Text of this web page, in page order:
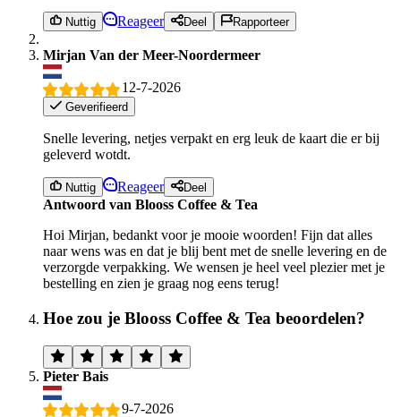
Nuttig Reageer Deel Rapporteer
Mirjan Van der Meer-Noordermeer
12-7-2026
Geverifieerd
Snelle levering, netjes verpakt en erg leuk de kaart die er bij
geleverd wotdt.
Nuttig Reageer Deel
Antwoord van Blooss Coffee & Tea
Hoi Mirjan, bedankt voor je mooie woorden! Fijn dat alles
naar wens was en dat je blij bent met de snelle levering en de
verzorgde verpakking. We wensen je heel veel plezier met je
bestelling en zien je graag nog eens terug!
Hoe zou je Blooss Coffee & Tea beoordelen?
Pieter Bais
9-7-2026